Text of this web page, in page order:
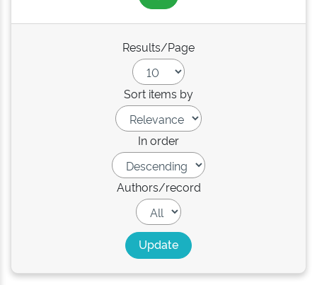
Results/Page
Sort items by
In order
Authors/record